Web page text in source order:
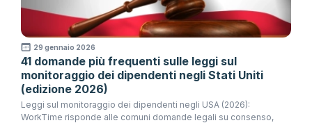
29 gennaio 2026
41 domande più frequenti sulle leggi sul
monitoraggio dei dipendenti negli Stati Uniti
(edizione 2026)
Leggi sul monitoraggio dei dipendenti negli USA (2026):
WorkTime risponde alle comuni domande legali su consenso,